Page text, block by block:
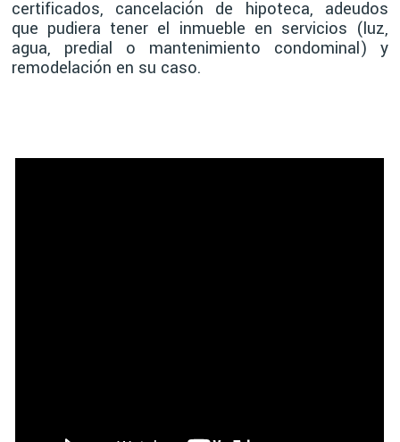
certificados, cancelación de hipoteca, adeudos
que pudiera tener el inmueble en servicios (luz,
agua, predial o mantenimiento condominal) y
remodelación en su caso.